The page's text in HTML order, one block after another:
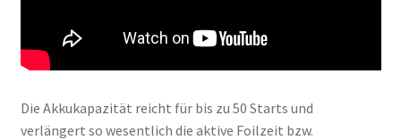
Die Akkukapazität reicht für bis zu 50 Starts und
verlängert so wesentlich die aktive Foilzeit bzw.